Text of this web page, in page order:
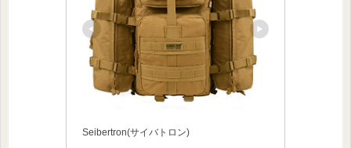
Seibertron(サイバトロン)